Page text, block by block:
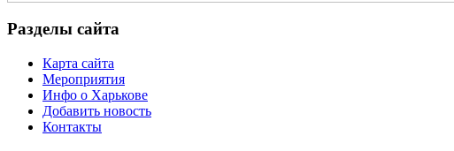
Разделы сайта
Карта сайта
Мероприятия
Инфо о Харькове
Добавить новость
Контакты